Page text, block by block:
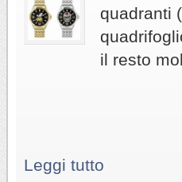
quadranti
il resto
Leggi tutto